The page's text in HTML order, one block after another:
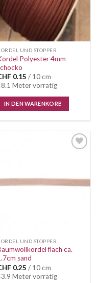
UND STOPPER
Polyester 4mm
0.15 / 10 cm
Meter vorrätig
IN DEN WARENKORB
UND STOPPER
flach ca.
sand
0.25 / 10 cm
Meter vorrätig